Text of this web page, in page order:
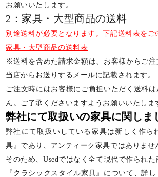
お願いいたします。
2：家具・大型商品の送料
別途送料が必要となります。下記送料表をご
家具・大型商品の送料表
※送料を含めた請求金額は、お客様からご注
当店からお送りするメールに記載されます。
ご注文時にはお客様にご負担いただく送料
ん。ご了承くださいますようお願いいたしま
弊社にて取扱いの家具に関しま
弊社にて取扱いしている家具は新しく作ら
具』であり、アンティーク家具ではありませ
そのため、Usedではなく全て現代で作られた
『クラシックスタイル家具』について、詳し